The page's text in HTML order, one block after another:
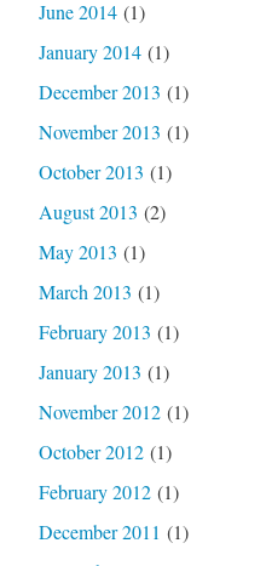
June 2014(1)
January 2014(1)
December 2013 (1)
November 2013 (1)
October 2013 (1)
August 2013 (2)
May 2013 (1)
March 2013 (1)
February 2013 (1)
January 2013 (1)
November 2012(1)
October 2012(1)
February 2012(1)
December 2011 (1)